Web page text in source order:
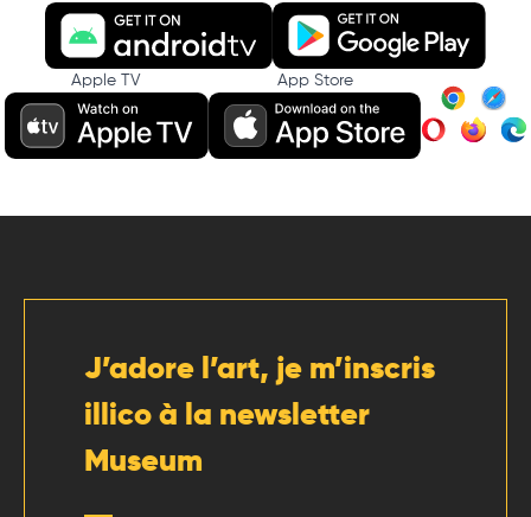
Apple TV App Store
J’adore l’art, je m’inscris
illico à la newsletter
Museum